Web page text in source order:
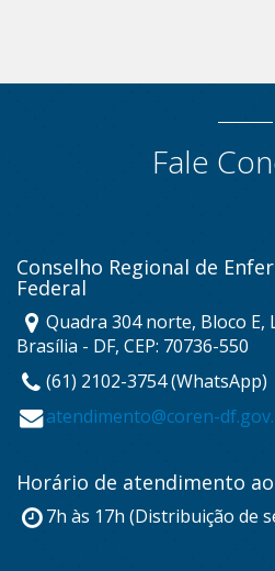
Fale
Conselho Regional de
Federal
Quadra 304 norte, Bloco E,
Brasília - DF, CEP: 70736-550
(61) 2102-3754 (WhatsApp)
atendimento@coren-
Horário de atendimento
7h às 17h (Distribuição de